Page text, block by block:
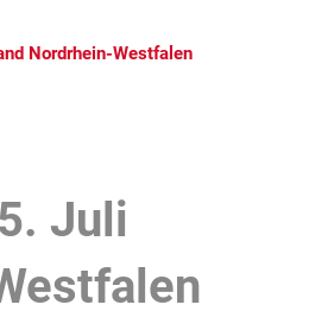
Nordrhein-Westfalen
Juli